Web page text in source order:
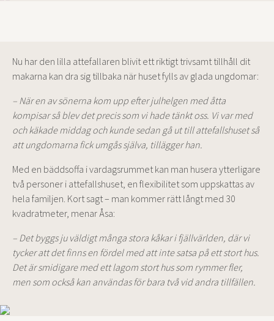
Nu har den lilla attefallaren blivit ett riktigt trivsamt tillhåll dit
makarna kan dra sig tillbaka när huset fylls av glada ungdomar:
– När en av sönerna kom upp efter julhelgen med åtta
kompisar så blev det precis som vi hade tänkt oss. Vi var med
och käkade middag och kunde sedan gå ut till attefallshuset så
att ungdomarna fick umgås själva, tillägger han.
Med en bäddsoffa i vardagsrummet kan man husera ytterligare
två personer i attefallshuset, en flexibilitet som uppskattas av
hela familjen. Kort sagt – man kommer rätt långt med 30
kvadratmeter, menar Åsa:
– Det byggs ju väldigt många stora kåkar i fjällvärlden, där vi
tycker att det finns en fördel med att inte satsa på ett stort hus.
Det är smidigare med ett lagom stort hus som rymmer fler,
men som också kan användas för bara två vid andra tillfällen.